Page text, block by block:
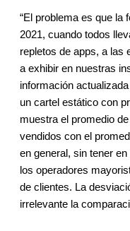
“El problema es que la
2021, cuando todos
repletos de apps, a las
a exhibir en nuestras
información
un cartel estático con
muestra el promedio
vendidos con el
en general, sin tener
los operadores
de clientes. La
irrelevante la